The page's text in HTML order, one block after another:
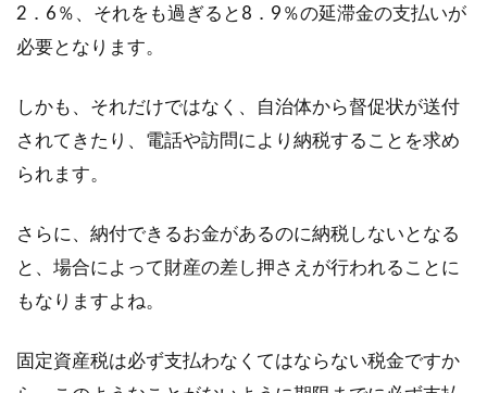
2．6％、それをも過ぎると8．9％の延滞金の支払いが
必要となります。
しかも、それだけではなく、自治体から督促状が送付
されてきたり、電話や訪問により納税することを求め
られます。
さらに、納付できるお金があるのに納税しないとなる
と、場合によって財産の差し押さえが行われることに
もなりますよね。
固定資産税は必ず支払わなくてはならない税金ですか